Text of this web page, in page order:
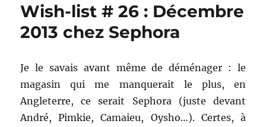
36
La
Pere
Noël
chez
Wish-list # 26 : Décembre
2013 chez Sephora
Je le savais avant même de déménager : le
magasin qui me manquerait le plus, en
Angleterre, ce serait Sephora (juste devant
André, Pimkie, Camaieu, Oysho…). Certes, à